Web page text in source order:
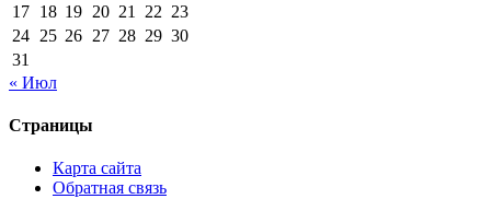
17 18 19 20 21 22 23
24 25 26 27 28 29 30
31
« Июл
Страницы
Карта сайта
Обратная связь